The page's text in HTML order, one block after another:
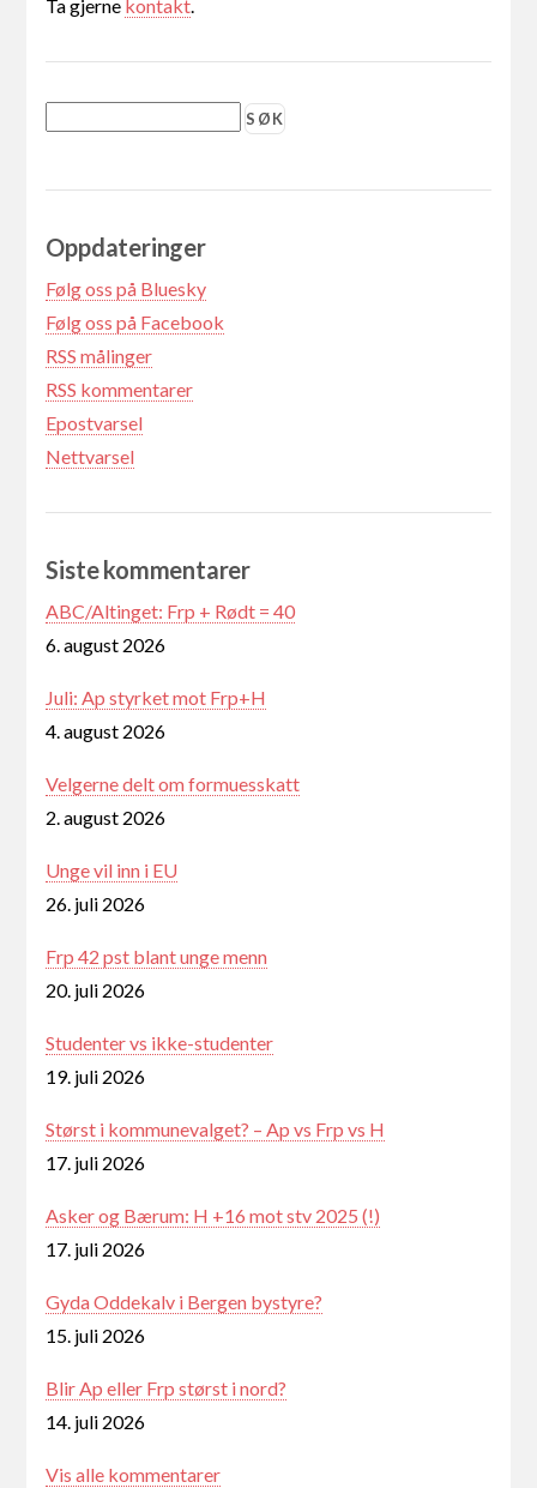
Ta gjerne kontakt.
Oppdateringer
Følg oss på Bluesky
Følg oss på Facebook
RSS målinger
RSS kommentarer
Epostvarsel
Nettvarsel
Siste kommentarer
ABC/Altinget: Frp + Rødt = 40
6. august 2026
Juli: Ap styrket mot Frp+H
4. august 2026
Velgerne delt om formuesskatt
2. august 2026
Unge vil inn i EU
26. juli 2026
Frp 42 pst blant unge menn
20. juli 2026
Studenter vs ikke-studenter
19. juli 2026
Størst i kommunevalget? – Ap vs Frp vs H
17. juli 2026
Asker og Bærum: H +16 mot stv 2025 (!)
17. juli 2026
Gyda Oddekalv i Bergen bystyre?
15. juli 2026
Blir Ap eller Frp størst i nord?
14. juli 2026
Vis alle kommentarer